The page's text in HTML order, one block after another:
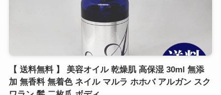
【 送料無料 】 美容オイル 乾燥肌 高保湿 30ml 無添
加 無香料 無着色 ネイル マルラ ホホバ アルガン スク